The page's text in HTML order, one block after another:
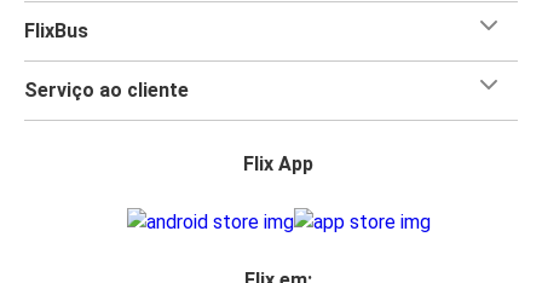
FlixBus
Serviço ao cliente
Flix App